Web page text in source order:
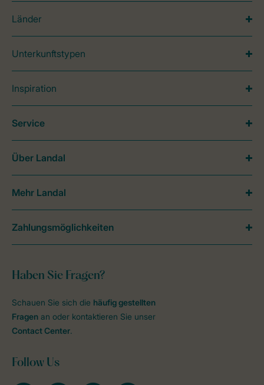
Länder
Unterkunftstypen
Inspiration
Haben Sie Fragen?
Schauen Sie sich die häufig gestellten
Fragen an oder kontaktieren Sie unser
Contact Center.
Follow Us
Service
Über Landal
Mehr Landal
Zahlungsmöglichkeiten